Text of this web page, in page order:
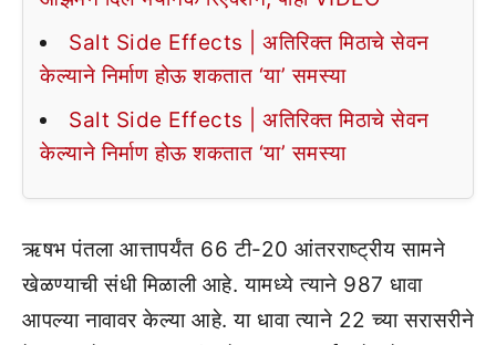
Salt Side Effects | अतिरिक्त मिठाचे सेवन
केल्याने निर्माण होऊ शकतात ‘या’ समस्या
Salt Side Effects | अतिरिक्त मिठाचे सेवन
केल्याने निर्माण होऊ शकतात ‘या’ समस्या
ऋषभ पंतला आत्तापर्यंत 66 टी-20 आंतरराष्ट्रीय सामने
खेळण्याची संधी मिळाली आहे. यामध्ये त्याने 987 धावा
आपल्या नावावर केल्या आहे. या धावा त्याने 22 च्या सरासरीने